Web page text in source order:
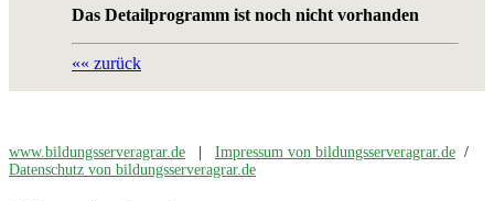
Das Detailprogramm ist noch nicht vorhanden
«« zurück
www.bildungsserveragrar.de Impressum von bildungsserveragrar.de /
Datenschutz von bildungsserveragrar.de